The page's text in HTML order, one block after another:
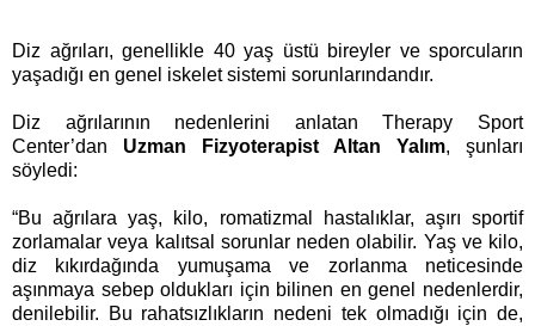
Diz ağrıları, genellikle 40 yaş üstü bireyler ve sporcuların
yaşadığı en genel iskelet sistemi sorunlarındandır.
Diz ağrılarının nedenlerini anlatan Therapy Sport
Center’dan Uzman Fizyoterapist Altan Yalım, şunları
söyledi:
“Bu ağrılara yaş, kilo, romatizmal hastalıklar, aşırı sportif
zorlamalar veya kalıtsal sorunlar neden olabilir. Yaş ve kilo,
diz kıkırdağında yumuşama ve zorlanma neticesinde
aşınmaya sebep oldukları için bilinen en genel nedenlerdir,
denilebilir. Bu rahatsızlıkların nedeni tek olmadığı için de,